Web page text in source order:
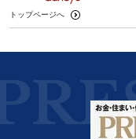
トップページへ